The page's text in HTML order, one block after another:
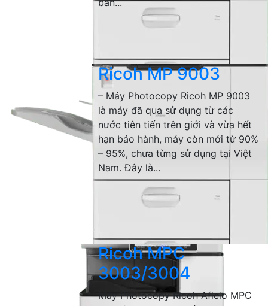
bản...
Ricoh MP 9003
– Máy Photocopy Ricoh MP 9003
là máy đã qua sử dụng từ các
nước tiên tiến trên giới và vừa hết
hạn bảo hành, máy còn mới từ 90%
– 95%, chưa từng sử dụng tại Việt
Nam. Đây là...
Ricoh MPC
3003/3004
Máy Photocopy Ricoh Aficio MPC